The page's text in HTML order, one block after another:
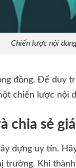
Chiến lược nội
đồng. Để duy
chiến lược
chia sẻ
dựng uy tín.
trường. Khi